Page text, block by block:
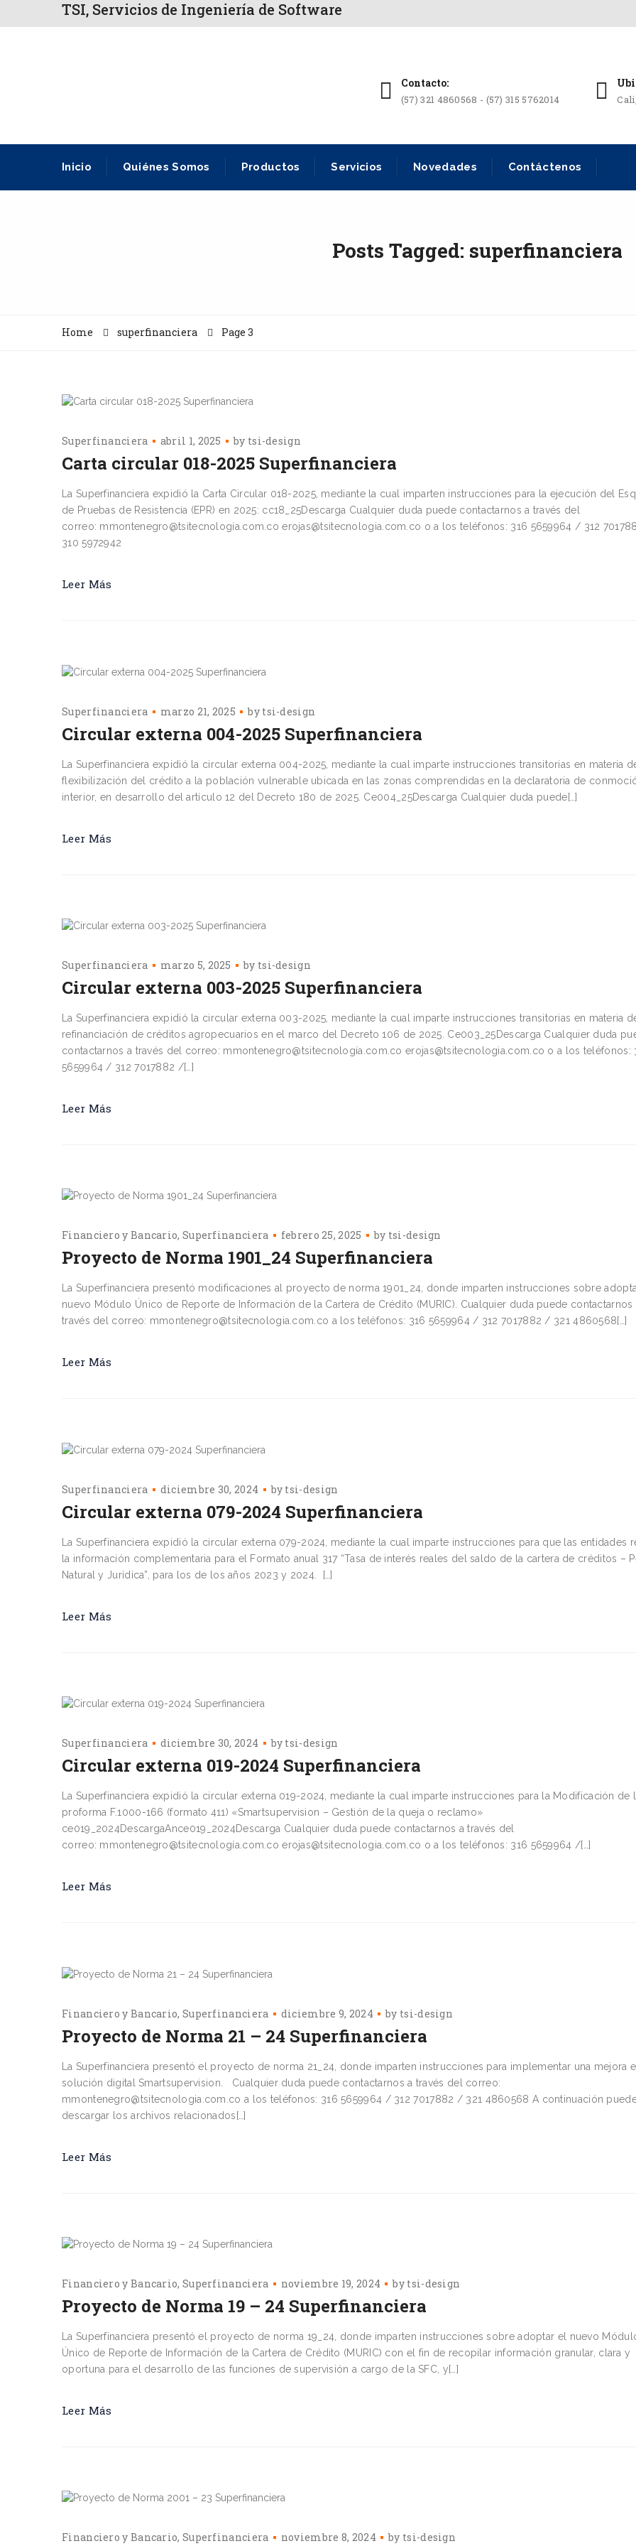
TSI, Servicios de Ingeniería de Software
Contacto:
(57) 321 4860568 - (57) 315 5762014
Inicio Quiénes Somos Productos Servicios Novedades Contáctenos
Posts Tagged: superfinanciera
Home superfinanciera Page 3
Superfinanciera abril 1, 2025 by tsi-design
Carta circular 018-2025 Superfinanciera
La Superfinanciera expidió la Carta Circular 018-2025, mediante la cual imparten instrucciones para la ejecución del
de Pruebas de Resistencia (EPR) en 2025: cc18_25Descarga Cualquier duda puede contactarnos a través del
correo: mmontenegro@tsitecnología.com.co erojas@tsitecnologia.com.co o a los teléfonos: 316 5659964 / 312
310 5972942
Leer Más
Superfinanciera marzo 21, 2025 by tsi-design
Circular externa 004-2025 Superfinanciera
La Superfinanciera expidió la circular externa 004-2025, mediante la cual imparte instrucciones transitorias en materia
flexibilización del crédito a la población vulnerable ubicada en las zonas comprendidas en la declaratoria de
interior, en desarrollo del artículo 12 del Decreto 180 de 2025. Ce004_25Descarga Cualquier duda puede[…]
Leer Más
Superfinanciera marzo 5, 2025 by tsi-design
Circular externa 003-2025 Superfinanciera
La Superfinanciera expidió la circular externa 003-2025, mediante la cual imparte instrucciones transitorias en materia
refinanciación de créditos agropecuarios en el marco del Decreto 106 de 2025. Ce003_25Descarga Cualquier duda
contactarnos a través del correo: mmontenegro@tsitecnología.com.co erojas@tsitecnologia.com.co o a los teléfonos:
5659964 / 312 7017882 /[…]
Leer Más
Financiero y Bancario Superfinanciera febrero 25, 2025 by tsi-design
Proyecto de Norma 1901_24 Superfinanciera
La Superfinanciera presentó modificaciones al proyecto de norma 1901_24, donde imparten instrucciones sobre
nuevo Módulo Único de Reporte de Información de la Cartera de Crédito (MURIC). Cualquier duda puede contactarnos
través del correo: mmontenegro@tsitecnologia.com.co a los teléfonos: 316 5659964 / 312 7017882 / 321 4860568[…]
Leer Más
Superfinanciera diciembre 30, 2024 by tsi-design
Circular externa 079-2024 Superfinanciera
La Superfinanciera expidió la circular externa 079-2024, mediante la cual imparte instrucciones para que las entidades
la información complementaria para el Formato anual 317 “Tasa de interés reales del saldo de la cartera de créditos –
Natural y Jurídica”, para los de los años 2023 y 2024. […]
Leer Más
Superfinanciera diciembre 30, 2024 by tsi-design
Circular externa 019-2024 Superfinanciera
La Superfinanciera expidió la circular externa 019-2024, mediante la cual imparte instrucciones para la Modificación de
proforma F.1000-166 (formato 411) «Smartsupervision – Gestión de la queja o reclamo»
ce019_2024DescargaAnce019_2024Descarga Cualquier duda puede contactarnos a través del
correo: mmontenegro@tsitecnología.com.co erojas@tsitecnologia.com.co o a los teléfonos: 316 5659964 /[…]
Leer Más
Financiero y Bancario Superfinanciera diciembre 9, 2024 by tsi-design
Proyecto de Norma 21 – 24 Superfinanciera
La Superfinanciera presentó el proyecto de norma 21_24, donde imparten instrucciones para implementar una mejora
solución digital Smartsupervision. Cualquier duda puede contactarnos a través del correo:
mmontenegro@tsitecnologia.com.co a los teléfonos: 316 5659964 / 312 7017882 / 321 4860568 A continuación
descargar los archivos relacionados[…]
Leer Más
Financiero y Bancario Superfinanciera noviembre 19, 2024 by tsi-design
Proyecto de Norma 19 – 24 Superfinanciera
La Superfinanciera presentó el proyecto de norma 19_24, donde imparten instrucciones sobre adoptar el nuevo
Único de Reporte de Información de la Cartera de Crédito (MURIC) con el fin de recopilar información granular, clara y
oportuna para el desarrollo de las funciones de supervisión a cargo de la SFC, y[…]
Leer Más
Financiero y Bancario Superfinanciera noviembre 8, 2024 by tsi-design